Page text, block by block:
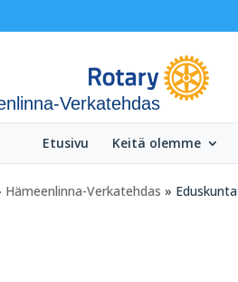
Verkatehdas
Etusivu Keitä olemme
Hämeenlinna-Verkatehdas » Eduskunta